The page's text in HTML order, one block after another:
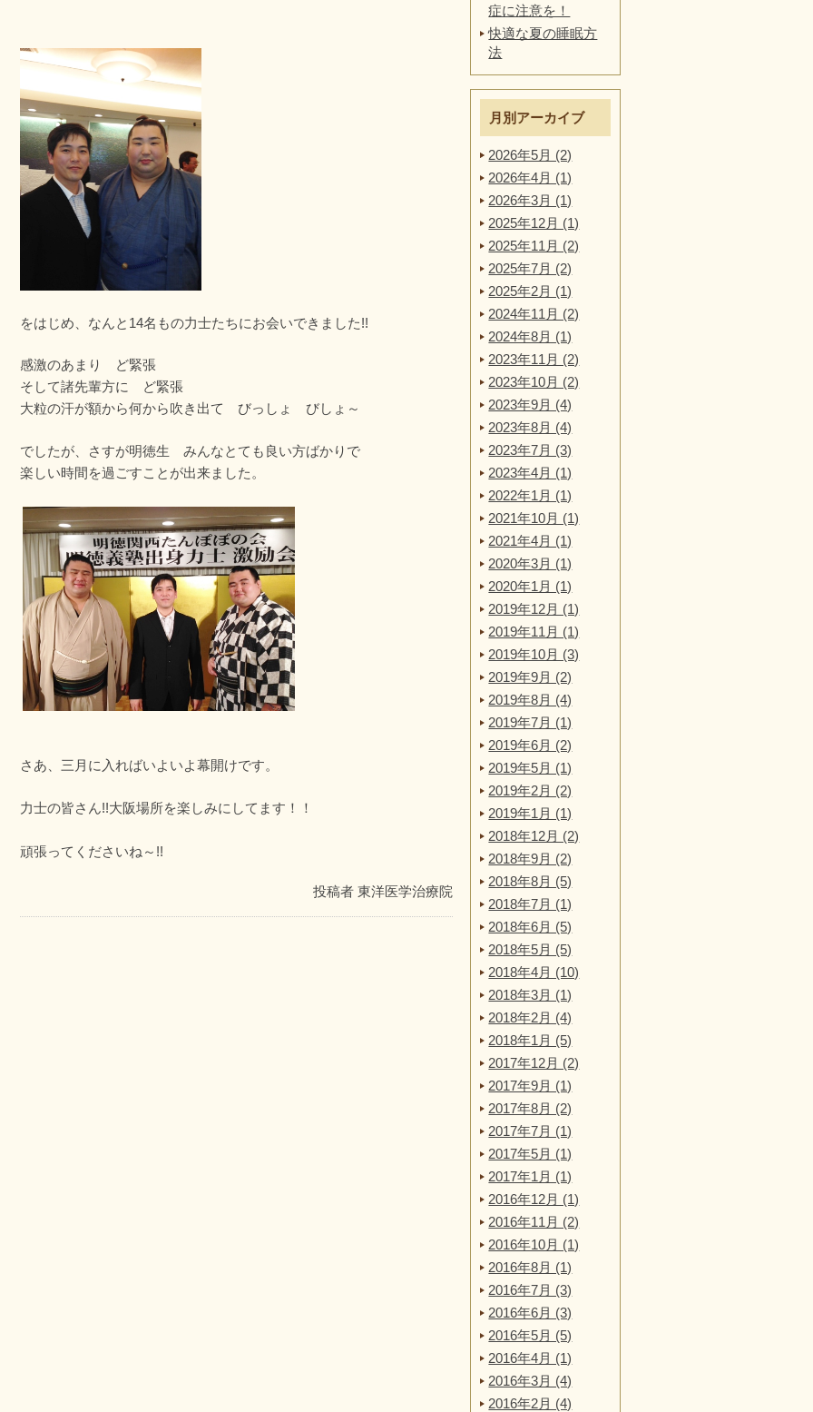
をはじめ、なんと14名もの力士たちにお会いできました!!
感激のあまり ど緊張
そして諸先輩方に ど緊張
大粒の汗が額から何から吹き出て びっしょ びしょ～
でしたが、さすが明徳生 みんなとても良い方ばかりで
楽しい時間を過ごすことが出来ました。
さあ、三月に入ればいよいよ幕開けです。
力士の皆さん!!大阪場所を楽しみにしてます！！
頑張ってくださいね～!!
投稿者東洋医学治療院
症に注意を！
快適な夏の睡眠方
法
月別アーカイブ
2026年5月 (2)
2026年4月 (1)
2026年3月 (1)
2025年12月 (1)
2025年11月 (2)
2025年7月 (2)
2025年2月 (1)
2024年11月 (2)
2024年8月 (1)
2023年11月 (2)
2023年10月 (2)
2023年9月 (4)
2023年8月 (4)
2023年7月 (3)
2023年4月 (1)
2022年1月 (1)
2021年10月 (1)
2021年4月 (1)
2020年3月 (1)
2020年1月 (1)
2019年12月 (1)
2019年11月 (1)
2019年10月 (3)
2019年9月 (2)
2019年8月 (4)
2019年7月 (1)
2019年6月 (2)
2019年5月 (1)
2019年2月 (2)
2019年1月 (1)
2018年12月 (2)
2018年9月 (2)
2018年8月 (5)
2018年7月 (1)
2018年6月 (5)
2018年5月 (5)
2018年4月 (10)
2018年3月 (1)
2018年2月 (4)
2018年1月 (5)
2017年12月 (2)
2017年9月 (1)
2017年8月 (2)
2017年7月 (1)
2017年5月 (1)
2017年1月 (1)
2016年12月 (1)
2016年11月 (2)
2016年10月 (1)
2016年8月 (1)
2016年7月 (3)
2016年6月 (3)
2016年5月 (5)
2016年4月 (1)
2016年3月 (4)
2016年2月 (4)